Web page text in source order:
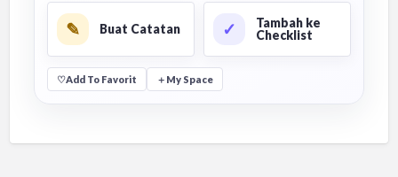
✎ Buat Catatan ✓
Tambah ke
Checklist
♡Add To Favorit ＋ My Space